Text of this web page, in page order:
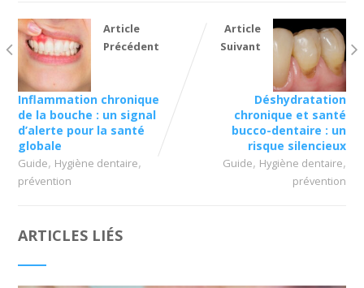
Article
Précédent
Inflammation chronique
de la bouche : un signal
d’alerte pour la santé
globale
Guide, Hygiène dentaire,
prévention
Article
Suivant
Déshydratation
chronique et santé
bucco-dentaire : un
risque silencieux
Guide, Hygiène dentaire,
prévention
ARTICLES LIÉS